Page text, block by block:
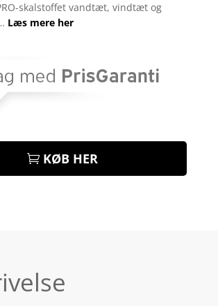
PRO-skalstoffet vandtæt, vindtæt og
Læs mere her
KØB HER